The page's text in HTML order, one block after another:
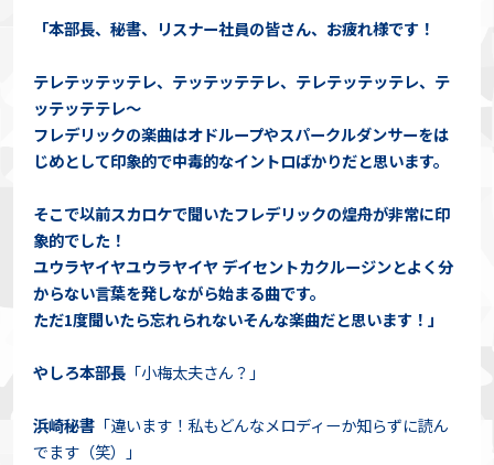
「本部長、秘書、リスナー社員の皆さん、お疲れ様です！
テレテッテッテレ、テッテッテテレ、テレテッテッテレ、テ
ッテッテテレ〜
フレデリックの楽曲はオドループやスパークルダンサーをは
じめとして印象的で中毒的なイントロばかりだと思います。
そこで以前スカロケで聞いたフレデリックの煌舟が非常に印
象的でした！
ユウラヤイヤユウラヤイヤ デイセントカクルージンとよく分
からない言葉を発しながら始まる曲です。
ただ1度聞いたら忘れられないそんな楽曲だと思います！」
やしろ本部長「小梅太夫さん？」
浜崎秘書「違います！私もどんなメロディーか知らずに読ん
でます（笑）」